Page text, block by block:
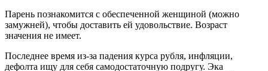
Парень познакомится с обеспеченной женщиной (можно
замужней), чтобы доставить ей удовольствие. Возраст
значения не имеет.
Последнее время из-за падения курса рубля, инфляции,
дефолта ищу для себя самодостаточную подругу. Эка